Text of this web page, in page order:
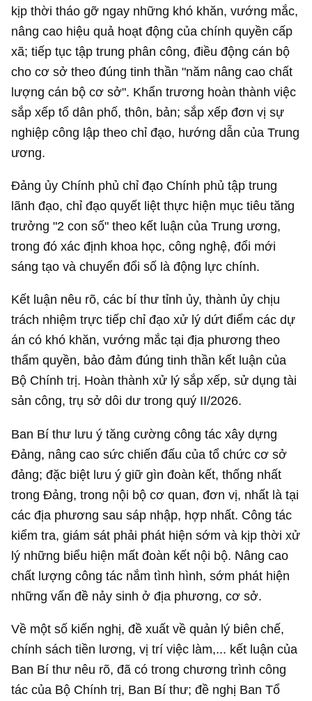
kịp thời tháo gỡ ngay những khó khăn, vướng mắc,
nâng cao hiệu quả hoạt động của chính quyền cấp
xã; tiếp tục tập trung phân công, điều động cán bộ
cho cơ sở theo đúng tinh thần "năm nâng cao chất
lượng cán bộ cơ sở". Khẩn trương hoàn thành việc
sắp xếp tổ dân phố, thôn, bản; sắp xếp đơn vị sự
nghiệp công lập theo chỉ đạo, hướng dẫn của Trung
ương.
Đảng ủy Chính phủ chỉ đạo Chính phủ tập trung
lãnh đạo, chỉ đạo quyết liệt thực hiện mục tiêu tăng
trưởng "2 con số" theo kết luận của Trung ương,
trong đó xác định khoa học, công nghệ, đổi mới
sáng tạo và chuyển đổi số là động lực chính.
Kết luận nêu rõ, các bí thư tỉnh ủy, thành ủy chịu
trách nhiệm trực tiếp chỉ đạo xử lý dứt điểm các dự
án có khó khăn, vướng mắc tại địa phương theo
thẩm quyền, bảo đảm đúng tinh thần kết luận của
Bộ Chính trị. Hoàn thành xử lý sắp xếp, sử dụng tài
sản công, trụ sở dôi dư trong quý II/2026.
Ban Bí thư lưu ý tăng cường công tác xây dựng
Đảng, nâng cao sức chiến đấu của tổ chức cơ sở
đảng; đặc biệt lưu ý giữ gìn đoàn kết, thống nhất
trong Đảng, trong nội bộ cơ quan, đơn vị, nhất là tại
các địa phương sau sáp nhập, hợp nhất. Công tác
kiểm tra, giám sát phải phát hiện sớm và kịp thời xử
lý những biểu hiện mất đoàn kết nội bộ. Nâng cao
chất lượng công tác nắm tình hình, sớm phát hiện
những vấn đề nảy sinh ở địa phương, cơ sở.
Về một số kiến nghị, đề xuất về quản lý biên chế,
chính sách tiền lương, vị trí việc làm,... kết luận của
Ban Bí thư nêu rõ, đã có trong chương trình công
tác của Bộ Chính trị, Ban Bí thư; đề nghị Ban Tổ